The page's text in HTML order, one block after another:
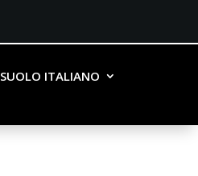
SUOLO ITALIANO